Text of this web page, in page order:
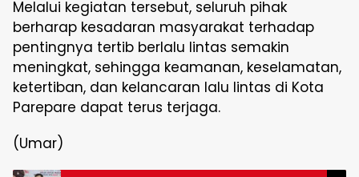
Melalui kegiatan tersebut, seluruh pihak
berharap kesadaran masyarakat terhadap
pentingnya tertib berlalu lintas semakin
meningkat, sehingga keamanan, keselamatan,
ketertiban, dan kelancaran lalu lintas di Kota
Parepare dapat terus terjaga.
(Umar)